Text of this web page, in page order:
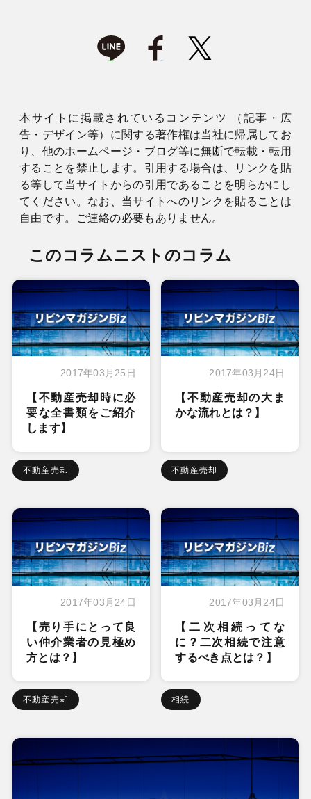
本サイトに掲載されているコンテンツ （記事・広
告・デザイン等）に関する著作権は当社に帰属してお
り、他のホームページ・ブログ等に無断で転載・転用
することを禁止します。引用する場合は、リンクを貼
る等して当サイトからの引用であることを明らかにし
てください。なお、当サイトへのリンクを貼ることは
自由です。ご連絡の必要もありません。
このコラムニストのコラム
2017年03月25日
【不動産売却時に必
要な全書類をご紹介
します】
不動産売却
2017年03月24日
【不動産売却の大ま
かな流れとは？】
不動産売却
2017年03月24日
【売り手にとって良
い仲介業者の見極め
方とは？】
不動産売却
2017年03月24日
【二次相続ってな
に？二次相続で注意
するべき点とは？】
相続